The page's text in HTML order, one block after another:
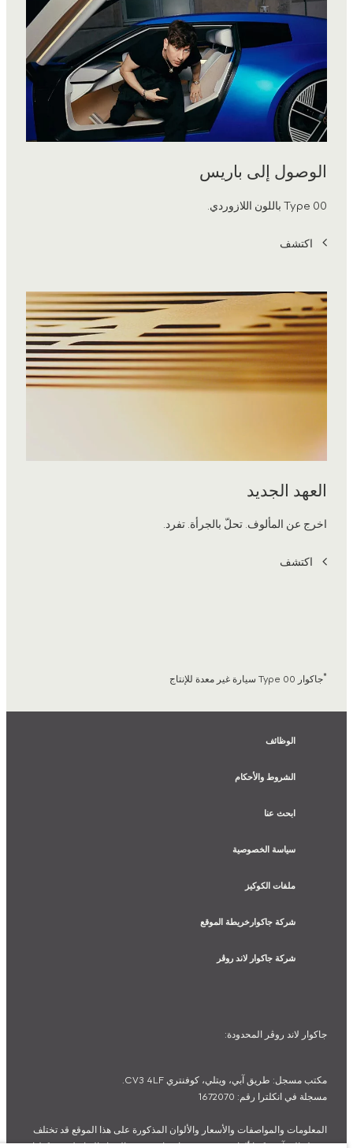
الوصول إلى باريس
Type 00 باللون اللازوردي.
اكتشف
العهد الجديد
اخرج عن المألوف. تحلّ بالجرأة. تفرد.
اكتشف
*جاكوار Type 00 سيارة غير معدة للإنتاج
الوظائف
الشروط والأحكام
ابحث عنا
سياسة الخصوصية
ملفات الكوكيز
شركة جاكوارخريطة الموقع
شركة جاكوار لاند روڤر
جاكوار لاند روڨر المحدودة:
مكتب مسجل: طريق آبي، ويتلي، كوفنتري CV3 4LF.
مسجلة في انكلترا رقم: 1672070
المعلومات والمواصفات والأسعار والألوان المذكورة على هذا الموقع قد تختلف